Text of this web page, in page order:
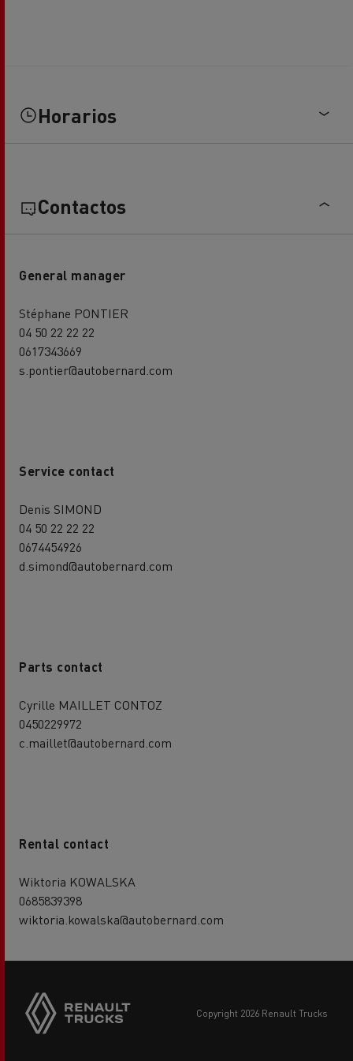
Horarios
Contactos
General manager
Stéphane PONTIER
04 50 22 22 22
0617343669
s.pontier@autobernard.com
Service contact
Denis SIMOND
04 50 22 22 22
0674454926
d.simond@autobernard.com
Parts contact
Cyrille MAILLET CONTOZ
0450229972
c.maillet@autobernard.com
Rental contact
Wiktoria KOWALSKA
0685839398
wiktoria.kowalska@autobernard.com
copyright 2026 Renault Trucks